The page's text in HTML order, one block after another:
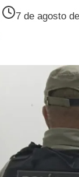
7 de agosto